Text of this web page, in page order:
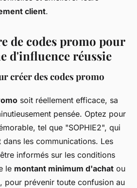
client.
de codes promo pour
d'influence réussie
créer des codes promo
soit réellement efficace, sa
pensée. Optez pour
tel que "SOPHIE2", qui
les communications. Les
informés sur les conditions
le montant minimum d'achat ou
pour prévenir toute confusion au